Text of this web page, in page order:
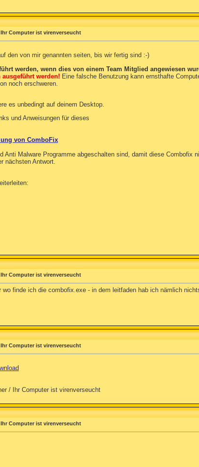
Computer ist virenverseucht
den von mir genannten seiten, bis wir fertig sind :-)
werden, wenn dies von einem Team Mitglied angewiesen
werden! Eine falsche Benutzung kann ernsthafte
noch erschweren.
es unbedingt auf deinem Desktop.
und Anweisungen für dieses
von ComboFix
Anti Malware Programme abgeschalten sind, damit diese Combofix
nächsten Antwort.
Computer ist virenverseucht
finde ich die combofix.exe - in dem leitfaden hab ich nämlich
Computer ist virenverseucht
/ Ihr Computer ist virenverseucht
Computer ist virenverseucht